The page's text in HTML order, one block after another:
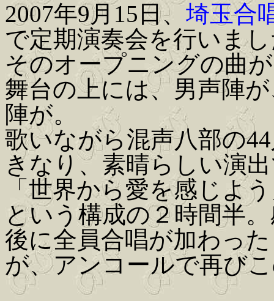
2007年9月15日、 埼玉合
で定期演奏会を行いま
そのオープニングの曲
舞台の上には、男声陣
陣が。
歌いながら混声八部の
きなり、素晴らしい演
「世界から愛を感じよ
という構成の２時間半
後に全員合唱が加わっ
が、アンコールで再び